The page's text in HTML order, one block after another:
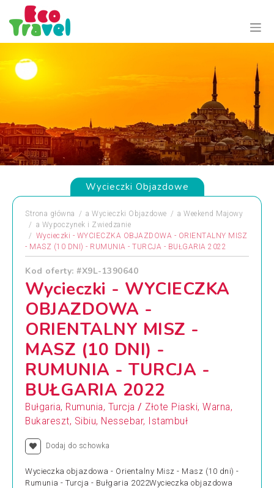
Wycieczki Objazdowe
Strona główna a Wycieczki Objazdowe a Weekend Majowy
a Wypoczynek i Zwiedzanie
Wycieczki - WYCIECZKA OBJAZDOWA - ORIENTALNY MISZ
- MASZ (10 DNI) - RUMUNIA - TURCJA - BUŁGARIA 2022
Kod oferty: #X9L-1390640
Wycieczki - WYCIECZKA
OBJAZDOWA -
ORIENTALNY MISZ -
MASZ (10 DNI) -
RUMUNIA - TURCJA -
BUŁGARIA 2022
Bułgaria, Rumunia, Turcja / Złote Piaski, Warna,
Bukareszt, Sibiu, Nessebar, Istambuł
Dodaj do schowka
Wycieczka objazdowa - Orientalny Misz - Masz (10 dni) -
Rumunia - Turcja - Bułgaria 2022Wycieczka objazdowa